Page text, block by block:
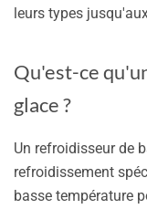
leurs types
Qu'est-ce
glace ?
Un refroidisseur de
refroidissement
basse température